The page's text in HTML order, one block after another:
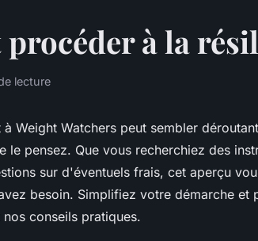
à la
lecture
à Weight Watchers peut sembler
le pensez. Que vous recherchiez des
sur d'éventuels frais, cet aperçu
besoin. Simplifiez votre démarche et
conseils pratiques.